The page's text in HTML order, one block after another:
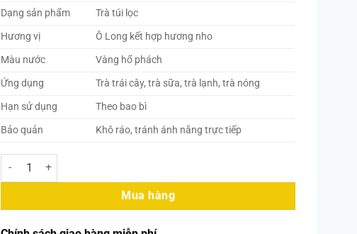
Dạng sản phẩm
Trà túi lọc
Hương vị
Ô Long kết hợp hương nho
Màu nước
Vàng hổ phách
Ứng dụng
Trà trái cây, trà sữa, trà lạnh, trà nóng
Hạn sử dụng
Theo bao bì
Bảo quản
Khô ráo, tránh ánh nắng trực tiếp
Trà Ô Long Nho Túi Lọc Phượng Hoàng (30 Túi/Gói - 40 Gói/Thùng) số lượng
Mua hàng